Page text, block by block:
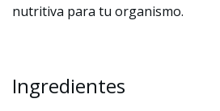
nutritiva para tu organismo.
Ingredientes